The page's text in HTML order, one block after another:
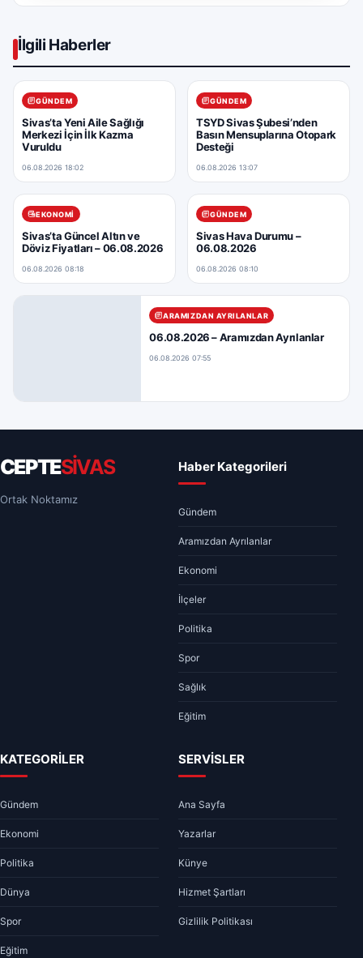
İlgili Haberler
GÜNDEM
Sivas’ta Yeni Aile Sağlığı
Merkezi İçin İlk Kazma
Vuruldu
06.08.2026 18:02
GÜNDEM
TSYD Sivas Şubesi’nden
Basın Mensuplarına Otopark
Desteği
06.08.2026 13:07
EKONOMI
Sivas’ta Güncel Altın ve
Döviz Fiyatları – 06.08.2026
06.08.2026 08:18
GÜNDEM
Sivas Hava Durumu –
06.08.2026
06.08.2026 08:10
ARAMIZDAN AYRILANLAR
06.08.2026 – Aramızdan Ayrılanlar
06.08.2026 07:55
CEPTESİVAS
Ortak Noktamız
Haber Kategorileri
Gündem
Aramızdan Ayrılanlar
Ekonomi
İlçeler
Politika
Spor
Sağlık
Eğitim
KATEGORİLER
Gündem
Ekonomi
Politika
Dünya
Spor
Eğitim
SERVİSLER
Ana Sayfa
Yazarlar
Künye
Hizmet Şartları
Gizlilik Politikası